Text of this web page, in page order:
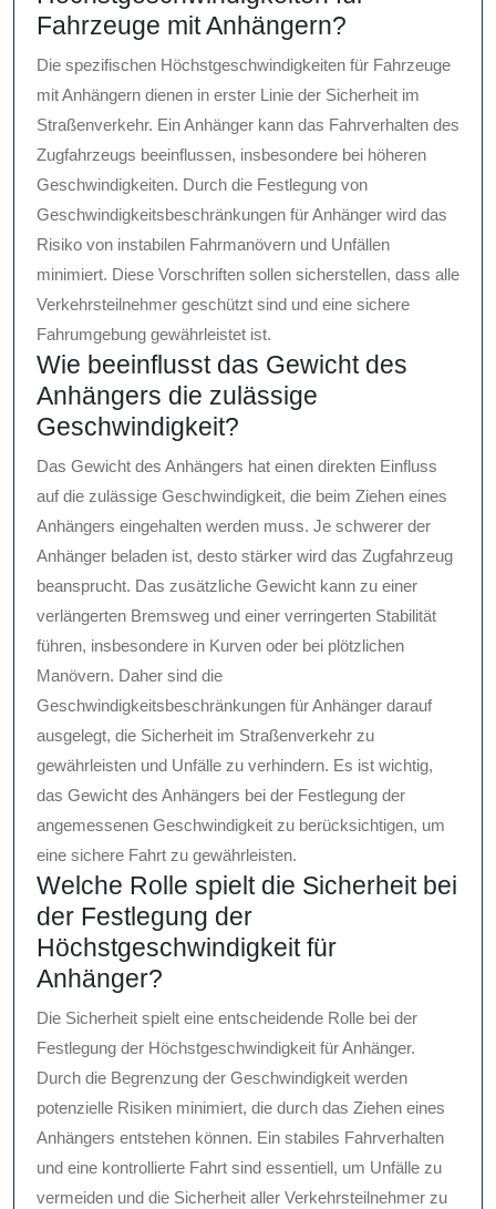
Fahrzeuge mit Anhängern?
Die spezifischen Höchstgeschwindigkeiten für Fahrzeuge
mit Anhängern dienen in erster Linie der Sicherheit im
Straßenverkehr. Ein Anhänger kann das Fahrverhalten des
Zugfahrzeugs beeinflussen, insbesondere bei höheren
Geschwindigkeiten. Durch die Festlegung von
Geschwindigkeitsbeschränkungen für Anhänger wird das
Risiko von instabilen Fahrmanövern und Unfällen
minimiert. Diese Vorschriften sollen sicherstellen, dass alle
Verkehrsteilnehmer geschützt sind und eine sichere
Fahrumgebung gewährleistet ist.
Wie beeinflusst das Gewicht des
Anhängers die zulässige
Geschwindigkeit?
Das Gewicht des Anhängers hat einen direkten Einfluss
auf die zulässige Geschwindigkeit, die beim Ziehen eines
Anhängers eingehalten werden muss. Je schwerer der
Anhänger beladen ist, desto stärker wird das Zugfahrzeug
beansprucht. Das zusätzliche Gewicht kann zu einer
verlängerten Bremsweg und einer verringerten Stabilität
führen, insbesondere in Kurven oder bei plötzlichen
Manövern. Daher sind die
Geschwindigkeitsbeschränkungen für Anhänger darauf
ausgelegt, die Sicherheit im Straßenverkehr zu
gewährleisten und Unfälle zu verhindern. Es ist wichtig,
das Gewicht des Anhängers bei der Festlegung der
angemessenen Geschwindigkeit zu berücksichtigen, um
eine sichere Fahrt zu gewährleisten.
Welche Rolle spielt die Sicherheit bei
der Festlegung der
Höchstgeschwindigkeit für
Anhänger?
Die Sicherheit spielt eine entscheidende Rolle bei der
Festlegung der Höchstgeschwindigkeit für Anhänger.
Durch die Begrenzung der Geschwindigkeit werden
potenzielle Risiken minimiert, die durch das Ziehen eines
Anhängers entstehen können. Ein stabiles Fahrverhalten
und eine kontrollierte Fahrt sind essentiell, um Unfälle zu
vermeiden und die Sicherheit aller Verkehrsteilnehmer zu